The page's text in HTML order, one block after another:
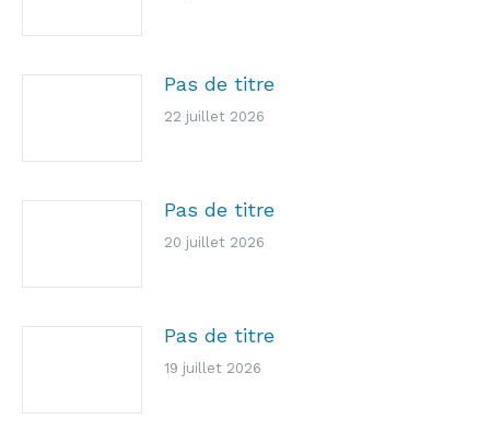
Pas de titre
22 juillet 2026
Pas de titre
20 juillet 2026
Pas de titre
19 juillet 2026